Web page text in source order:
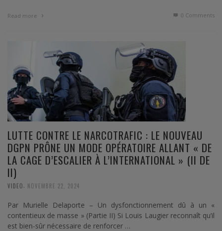
Read more 0 Comments
LUTTE CONTRE LE NARCOTRAFIC : LE NOUVEAU
DGPN PRÔNE UN MODE OPÉRATOIRE ALLANT « DE
LA CAGE D’ESCALIER À L’INTERNATIONAL » (II DE
II)
VIDEO NOVEMBRE 22, 2024
Par Murielle Delaporte – Un dysfonctionnement dû à un «
contentieux de masse » (Partie II) Si Louis Laugier reconnaît qu’il
est bien-sûr nécessaire de renforcer …